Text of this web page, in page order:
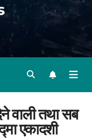
वाली तथा सब
एकादशी